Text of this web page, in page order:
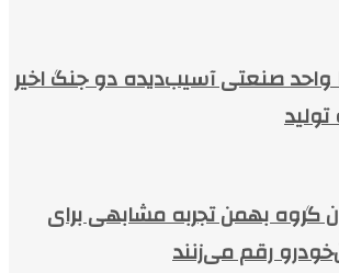
بازگشت ۴۶ واحد صنعتی آسیب‌دیده دو جنگ اخیر
تولید
گروه بهمن تجربه مشابهی برای
رقم می‌زنند